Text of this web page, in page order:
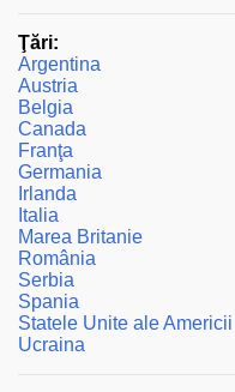
m
e
n
t
a
r
i
u
Ţări:
Argentina
Austria
Belgia
Canada
Franţa
Germania
Irlanda
Italia
Marea Britanie
România
Serbia
Spania
Statele Unite ale Americii
Ucraina